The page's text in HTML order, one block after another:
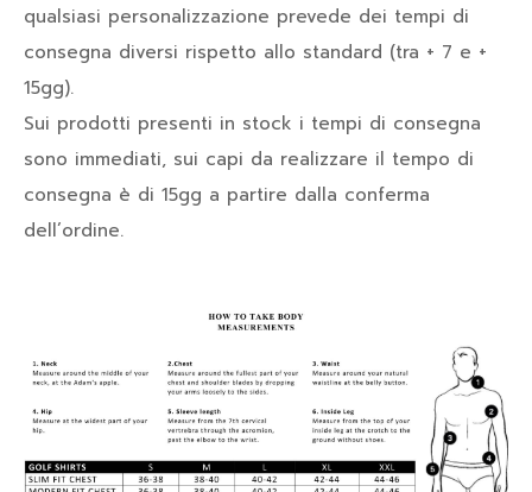
qualsiasi personalizzazione prevede dei tempi di
consegna diversi rispetto allo standard (tra + 7 e +
15gg).
Sui prodotti presenti in stock i tempi di consegna
sono immediati, sui capi da realizzare il tempo di
consegna è di 15gg a partire dalla conferma
dell’ordine.